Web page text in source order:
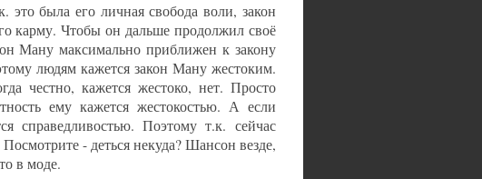
была его личная свобода воли, закон
карму. Чтобы он дальше продолжил своё
Ману максимально приближен к закону
людям кажется закон Ману жестоким.
честно, кажется жестоко, нет. Просто
ему кажется жестокостью. А если
справедливостью. Поэтому т.к. сейчас
- деться некуда? Шансон везде,
в моде.